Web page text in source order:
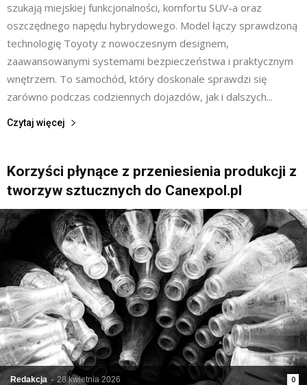
szukają miejskiej funkcjonalności, komfortu SUV-a oraz
oszczędnego napędu hybrydowego. Model łączy sprawdzoną
technologię Toyoty z nowoczesnym designem,
zaawansowanymi systemami bezpieczeństwa i praktycznym
wnętrzem. To samochód, który doskonale sprawdzi się
zarówno podczas codziennych dojazdów, jak i dalszych...
Czytaj więcej
Korzyści płynące z przeniesienia produkcji z
tworzyw sztucznych do Canexpol.pl
Redakcja - 28 kwietnia 2026 0